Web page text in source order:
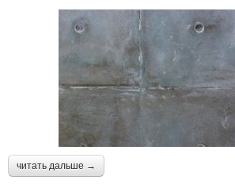
читать дальше →